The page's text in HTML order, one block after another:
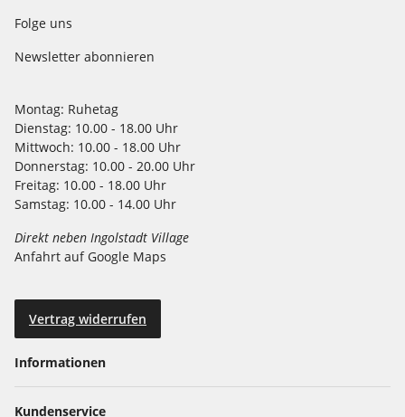
Folge uns
Newsletter abonnieren
Montag: Ruhetag
Dienstag: 10.00 - 18.00 Uhr
Mittwoch: 10.00 - 18.00 Uhr
Donnerstag: 10.00 - 20.00 Uhr
Freitag: 10.00 - 18.00 Uhr
Samstag: 10.00 - 14.00 Uhr
Direkt neben Ingolstadt Village
Anfahrt auf Google Maps
Vertrag widerrufen
Informationen
Kundenservice